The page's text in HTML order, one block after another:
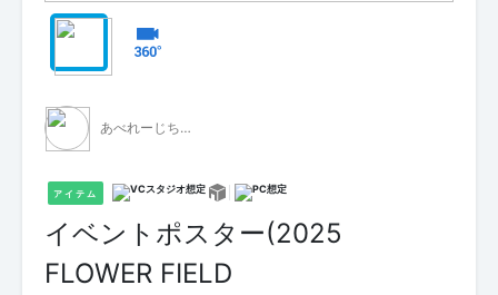
あべれーじちゃん
アイテム
イベントポスター(2025
FLOWER FIELD